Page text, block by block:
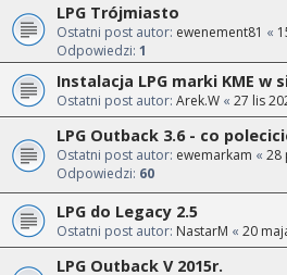
LPG Trójmiasto
Ostatni post autor: ewenement81 «
Odpowiedzi: 1
Instalacja LPG marki KME w
Ostatni post autor: Arek.W « 27 lis
LPG Outback 3.6 - co
Ostatni post autor: ewemarkam « 28
Odpowiedzi: 60
LPG do Legacy 2.5
Ostatni post autor: NastarM « 20
LPG Outback V 2015r.